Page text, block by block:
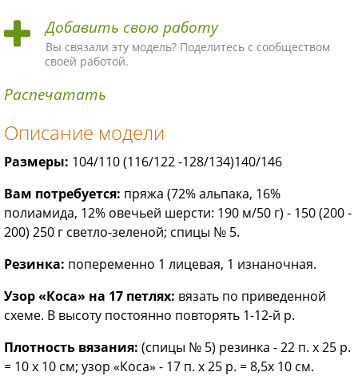
ма
ма ма ма ма!
Добавить свою работу
Вы связали эту модель? Поделитесь с сообществом
своей работой.
Распечатать
Описание модели
Размеры: 104/110 (116/122 -128/134)140/146
Вам потребуется: пряжа (72% альпака, 16%
полиамида, 12% овечьей шерсти: 190 м/50 г) - 150 (200 -
200) 250 г светло-зеленой; спицы № 5.
Резинка: попеременно 1 лицевая, 1 изнаночная.
Узор «Коса» на 17 петлях: вязать по приведенной
схеме. В высоту постоянно повторять 1-12-й р.
Плотность вязания: (спицы № 5) резинка - 22 п. х 25 р.
= 10 х 10 см; узор «Коса» - 17 п. х 25 р. = 8,5х 10 см.